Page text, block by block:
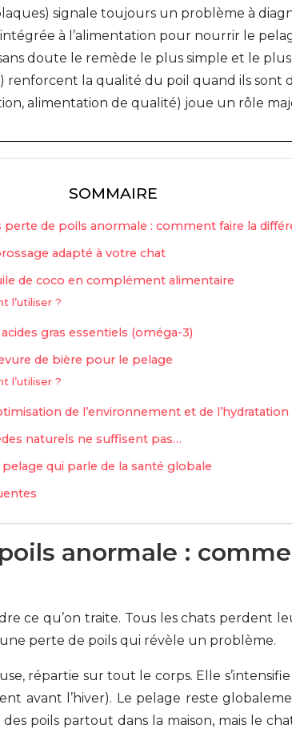
signale toujours un problème à
à l’alimentation pour nourrir le
doute le remède le plus simple et le
renforcent la qualité du poil quand ils sont
alimentation de qualité) joue un rôle
SOMMAIRE
perte de poils anormale : comment faire la
adapté à votre chat
de coco en complément alimentaire
l’utiliser ?
gras essentiels (oméga-3)
de bière pour le pelage
l’utiliser ?
de l’environnement et de l’hydratation
naturels ne suffisent pas…
qui parle de la santé globale
anormale :
ce qu’on traite. Tous les chats perdent
perte de poils qui révèle un problème.
répartie sur tout le corps. Elle
avant l’hiver). Le pelage reste
poils partout dans la maison, mais le